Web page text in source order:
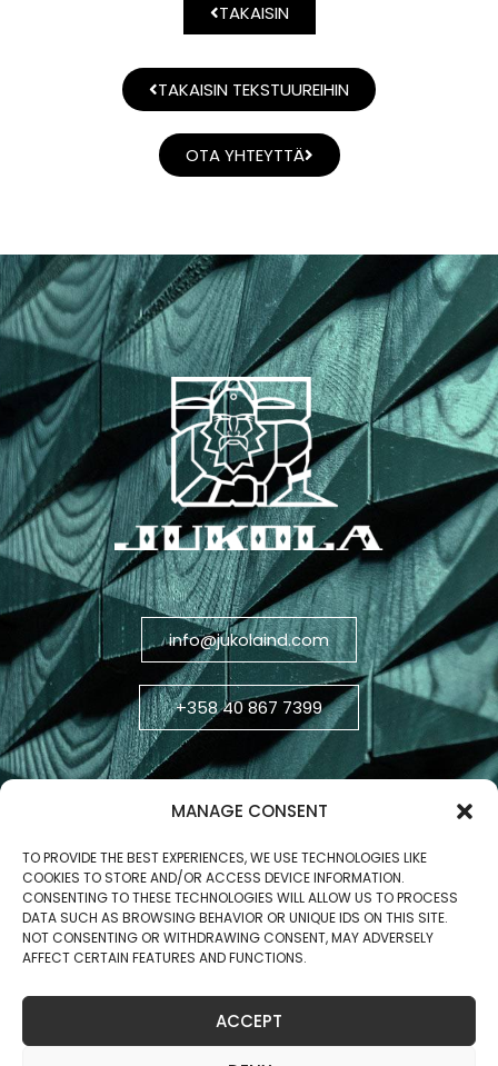
MANAGE CONSENT
TO PROVIDE THE BEST EXPERIENCES, WE USE TECHNOLOGIES LIKE
COOKIES TO STORE AND/OR ACCESS DEVICE INFORMATION.
CONSENTING TO THESE TECHNOLOGIES WILL ALLOW US TO PROCESS
DATA SUCH AS BROWSING BEHAVIOR OR UNIQUE IDS ON THIS SITE.
NOT CONSENTING OR WITHDRAWING CONSENT, MAY ADVERSELY
AFFECT CERTAIN FEATURES AND FUNCTIONS.
ACCEPT
TAKAISIN
TAKAISIN TEKSTUUREIHIN
OTA YHTEYTTÄ
info@jukolaind.com
+358 40 867 7399
Copyright © 2025 Jukola Industries Oy